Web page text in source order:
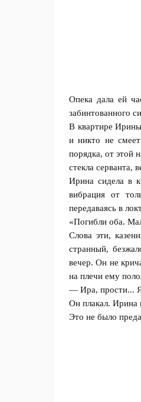
Опека дала ей
забинтованного
В квартире Ирины
и никто не
порядка, от этой
стекла серванта,
Ирина сидела в
вибрация от
передаваясь в
«Погибли оба.
Слова эти,
странный,
вечер. Он не
на плечи ему
— Ира, прости... Я
Он плакал. Ирина
Это не было